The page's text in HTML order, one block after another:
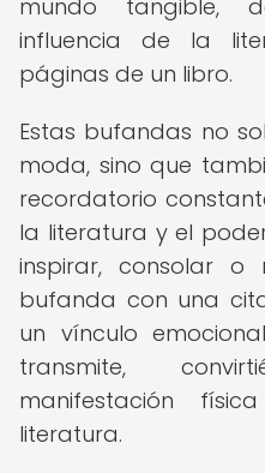
mundo tangible,
influencia de la
páginas de un libro.
Estas bufandas no
moda, sino que
recordatorio
la literatura y el
inspirar, consolar o
bufanda con una
un vínculo
transmite,
manifestación
literatura.